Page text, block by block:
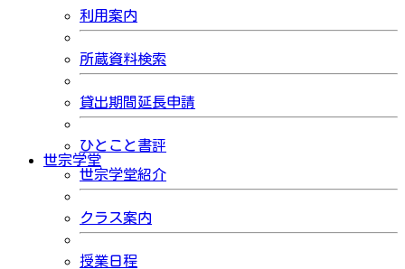
利用案内
所蔵資料検索
貸出期間延長申請
ひとこと書評
世宗学堂
世宗学堂紹介
クラス案内
授業日程